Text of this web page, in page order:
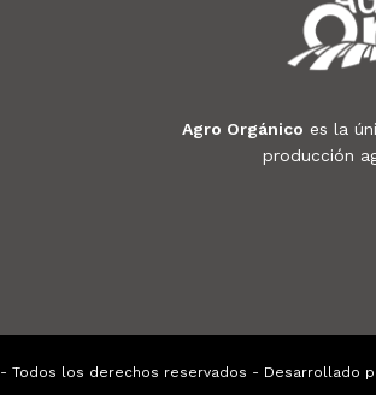
Agro Orgánico es la
producción
- Todos los derechos reservados - Desarrollado